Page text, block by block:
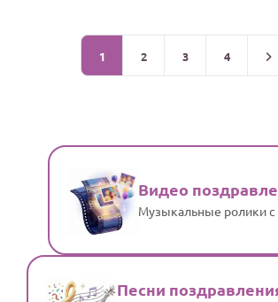
1 2 3 4
Видео
Музыкальные ролики с
Песни